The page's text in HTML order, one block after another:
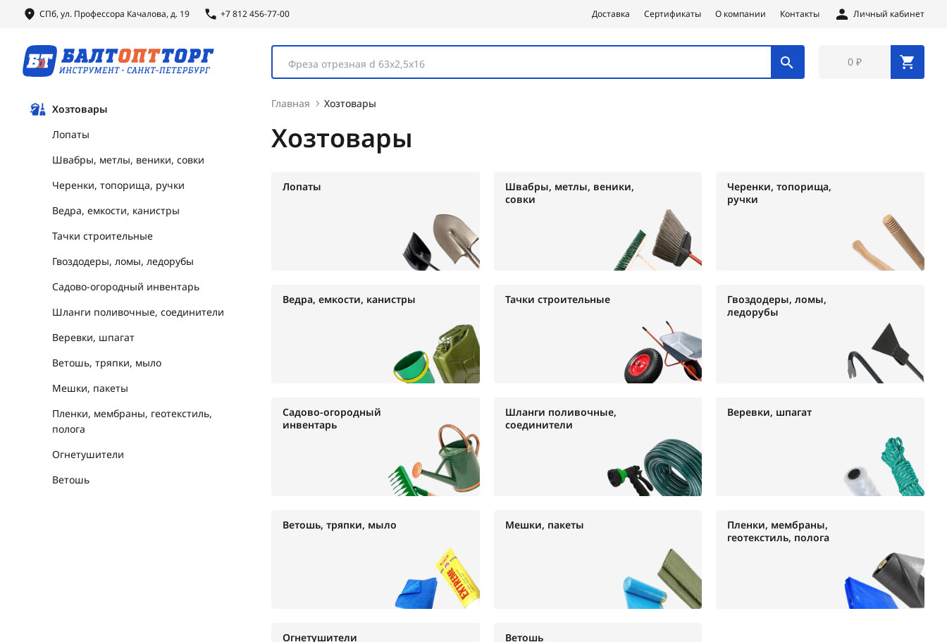
СПб, ул. Профессора Качалова, д. 19 +7 812 456-77-00 Доставка Сертификаты О компании Контакты Личный кабинет
Фреза отрезная d 63х2,5х16 0 ₽
Хозтовары
Лопаты
Швабры, метлы, веники, совки
Черенки, топорища, ручки
Ведра, емкости, канистры
Тачки строительные
Гвоздодеры, ломы, ледорубы
Садово-огородный инвентарь
Шланги поливочные, соединители
Веревки, шпагат
Ветошь, тряпки, мыло
Мешки, пакеты
Пленки, мембраны, геотекстиль,
полога
Огнетушители
Ветошь
Главная Хозтовары
Хозтовары
Лопаты
Швабры, метлы, веники,
совки
Черенки, топорища,
ручки
Ведра, емкости, канистры Тачки строительные
Гвоздодеры, ломы,
ледорубы
Садово-огородный
инвентарь
Шланги поливочные,
соединители
Веревки, шпагат
Ветошь, тряпки, мыло Мешки, пакеты
Пленки, мембраны,
геотекстиль, полога
Огнетушители Ветошь